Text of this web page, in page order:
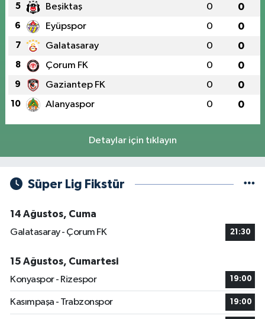
5 Beşiktaş 0 0
6 Eyüpspor 0 0
7 Galatasaray 0 0
8 Çorum FK 0 0
9 Gaziantep FK 0 0
10 Alanyaspor 0 0
Detaylar için tıklayın
Süper Lig Fikstür
14 Ağustos, Cuma
Galatasaray - Çorum FK
21:30
15 Ağustos, Cumartesi
Konyaspor - Rizespor
19:00
Kasımpaşa - Trabzonspor 19:00